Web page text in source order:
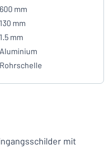
600 mm
130 mm
1.5 mm
Aluminium
Rohrschelle
mit